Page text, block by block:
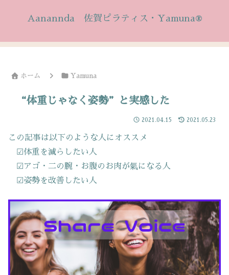
Aanannda 佐賀ピラティス・Yamuna®
ホーム Yamuna
“体重じゃなく姿勢”と実感した
2021.04.15 2021.05.23
この記事は以下のような人にオススメ
☑体重を減らしたい人
☑アゴ・二の腕・お腹のお肉が氣になる人
☑姿勢を改善したい人